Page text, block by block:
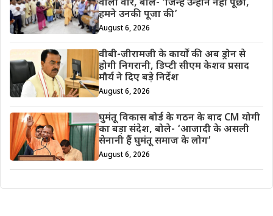
वाला वार, बोले- ‘जिन्हें उन्होंने नहीं पूछा,
हमने उनकी पूजा की’
August 6, 2026
वीबी-जीरामजी के कार्यों की अब ड्रोन से
होगी निगरानी, डिप्टी सीएम केशव प्रसाद
मौर्य ने दिए बड़े निर्देश
August 6, 2026
घुमंतू विकास बोर्ड के गठन के बाद CM योगी
का बड़ा संदेश, बोले- ‘आजादी के असली
सेनानी हैं घुमंतू समाज के लोग’
August 6, 2026